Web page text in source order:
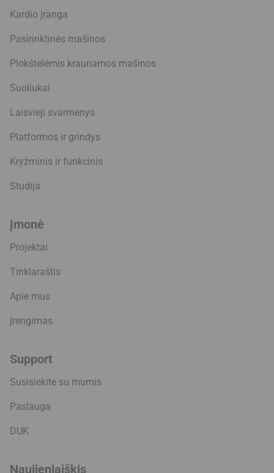
Kardio įranga
Pasirinktinės mašinos
Plokštelėmis kraunamos mašinos
Suoliukai
Laisvieji svarmenys
Platformos ir grindys
Kryžminis ir funkcinis
Studija
Įmonė
Projektai
Tinklaraštis
Apie mus
Įrengimas
Support
Susisiekite su mumis
Paslauga
DUK
Naujienlaiškis